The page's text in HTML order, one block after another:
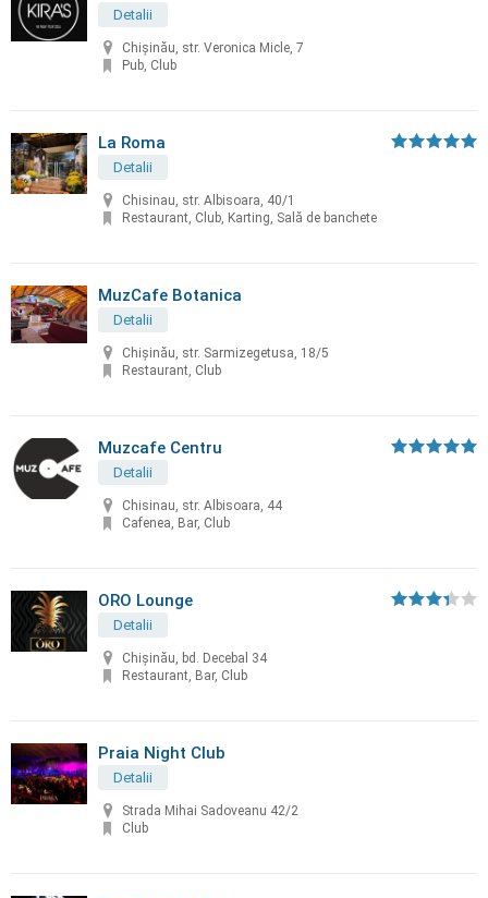
Detalii
Chişinău, str. Veronica Micle, 7
Pub, Club
La Roma
Detalii
Chisinau, str. Albisoara, 40/1
Restaurant, Club, Karting, Sală de banchete
MuzCafe Botanica
Detalii
Chișinău, str. Sarmizegetusa, 18/5
Restaurant, Club
Muzcafe Centru
Detalii
Chisinau, str. Albisoara, 44
Cafenea, Bar, Club
ORO Lounge
Detalii
Chișinău, bd. Decebal 34
Restaurant, Bar, Club
Praia Night Club
Detalii
Strada Mihai Sadoveanu 42/2
Club